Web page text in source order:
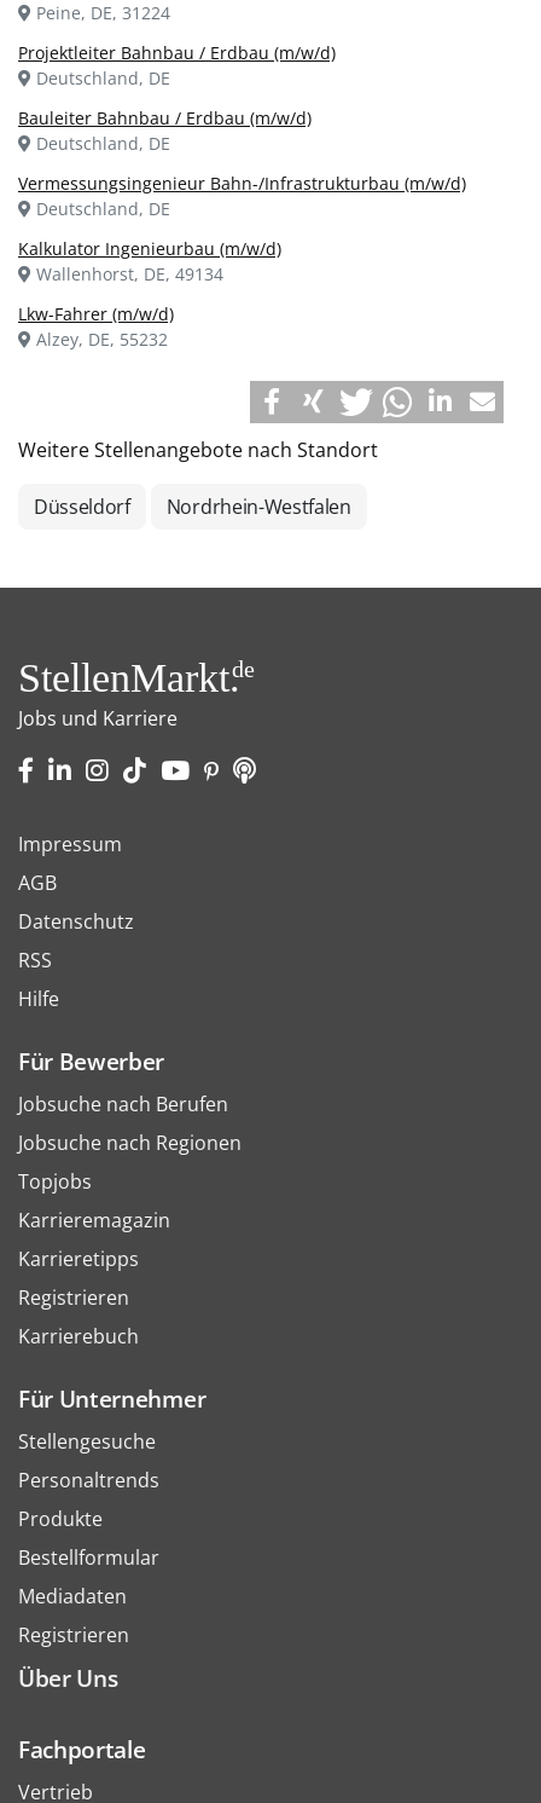
Peine, DE, 31224
Projektleiter Bahnbau / Erdbau (m/w/d)
Deutschland, DE
Bauleiter Bahnbau / Erdbau (m/w/d)
Deutschland, DE
Vermessungsingenieur Bahn-/Infrastrukturbau (m/w/d)
Deutschland, DE
Kalkulator Ingenieurbau (m/w/d)
Wallenhorst, DE, 49134
Lkw-Fahrer (m/w/d)
Alzey, DE, 55232
Weitere Stellenangebote nach Standort
Düsseldorf Nordrhein-Westfalen
StellenMarkt.de
Jobs und Karriere
Impressum
AGB
Datenschutz
RSS
Hilfe
Für Bewerber
Jobsuche nach Berufen
Jobsuche nach Regionen
Topjobs
Karrieremagazin
Karrieretipps
Registrieren
Karrierebuch
Für Unternehmer
Stellengesuche
Personaltrends
Produkte
Bestellformular
Mediadaten
Registrieren
Über Uns
Fachportale
Vertrieb